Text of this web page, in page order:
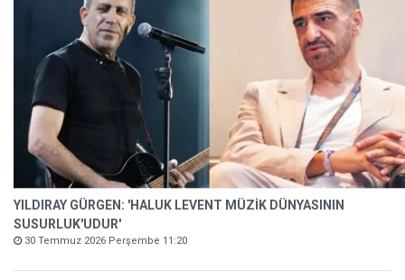
YILDIRAY GÜRGEN: 'HALUK LEVENT MÜZİK DÜNYASININ
SUSURLUK'UDUR'
30 Temmuz 2026 Perşembe 11:20